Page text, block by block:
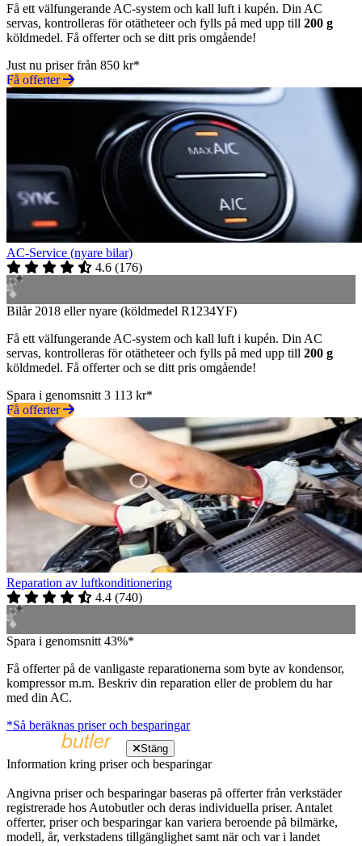
Få ett välfungerande AC-system och kall luft i kupén. Din AC
servas, kontrolleras för otätheteer och fylls på med upp till 200 g
köldmedel. Få offerter och se ditt pris omgående!
Just nu priser från 850 kr*
Få offerter
AC-Service (nyare bilar)
4.6 (176)
Bilår 2018 eller nyare (köldmedel R1234YF)
Få ett välfungerande AC-system och kall luft i kupén. Din AC
servas, kontrolleras för otätheteer och fylls på med upp till 200 g
köldmedel. Få offerter och se ditt pris omgående!
Spara i genomsnitt 3 113 kr*
Få offerter
Reparation av luftkonditionering
4.4 (740)
Spara i genomsnitt 43%*
Få offerter på de vanligaste reparationerna som byte av kondensor,
kompressor m.m. Beskriv din reparation eller de problem du har
med din AC.
*Så beräknas priser och besparingar
Stäng
Information kring priser och besparingar
Angivna priser och besparingar baseras på offerter från verkstäder
registrerade hos Autobutler och deras individuella priser. Antalet
offerter, priser och besparingar kan variera beroende på bilmärke,
modell, år, verkstadens tillgänglighet samt när och var i landet